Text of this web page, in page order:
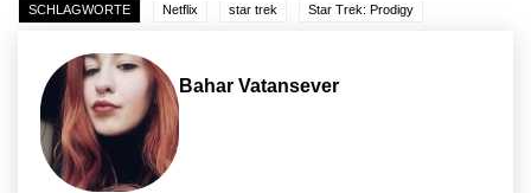
SCHLAGWORTE Netflix star trek Star Trek: Prodigy
Bahar Vatansever